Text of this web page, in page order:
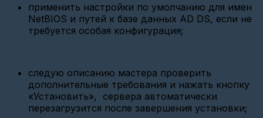
работы
с
счётчиком
импульсов
Изменить
дату/
на
применить настройки по умолчанию для имен
NetBIOS и путей к базе данных AD DS, если не
требуется особая конфигурация;
следую описанию мастера проверить
дополнительные требования и нажать кнопку
«Установить», сервера автоматически
перезагрузится после завершения установки;